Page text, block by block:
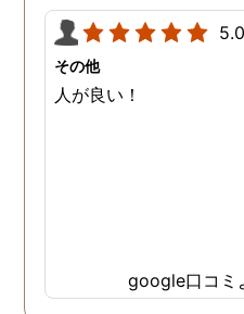
その他
人が良い！
google口コミ